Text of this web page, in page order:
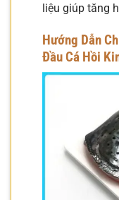
liệu giúp tăng
Hướng Dẫn
Đầu Cá Hồi